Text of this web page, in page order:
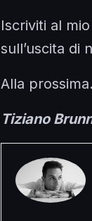
Iscriviti al mio
sull’uscita di
Alla prossima.
Tiziano